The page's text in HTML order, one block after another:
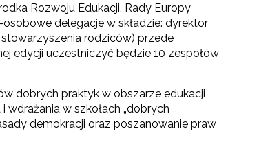
Rozwoju Edukacji, Rady Europy
delegacje w składzie: dyrektor
rodziców) przede
edycji uczestniczyć będzie 10 zespołów
dobrych praktyk w obszarze edukacji
w szkołach „dobrych
demokracji oraz poszanowanie praw